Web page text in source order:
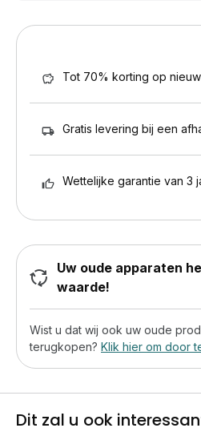
Tot 70% korting op nieuw
Gratis levering bij een
Wettelijke garantie van 3
Uw oude apparaten
waarde!
Wist u dat wij ook uw oude
terugkopen? Klik hier om door
Dit zal u ook